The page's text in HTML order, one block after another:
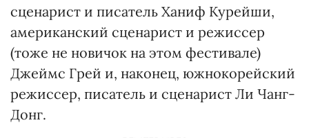
сценарист и писатель Ханиф Курейши,
американский сценарист и режиссер
(тоже не новичок на этом фестивале)
Джеймс Грей и, наконец, южнокорейский
режиссер, писатель и сценарист Ли Чанг-
Донг.